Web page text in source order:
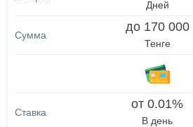
Дней
до 170 000
Тенге
от 0.01%
В день